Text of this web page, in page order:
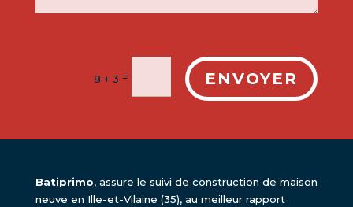
8 + 3 = ENVOYER
Batiprimo, assure le suivi de construction de maison
neuve en Ille-et-Vilaine (35), au meilleur rapport